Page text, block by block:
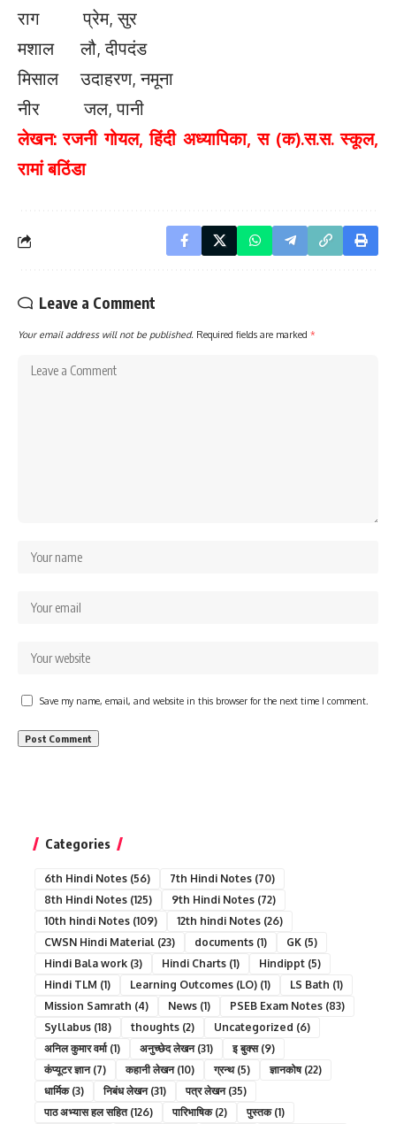
राग प्रेम, सुर
मशाल लौ, दीपदंड
मिसाल उदाहरण, नमूना
नीर जल, पानी
लेखन: रजनी गोयल, हिंदी अध्यापिका, स (क).स.स. स्कूल,
रामां बठिंडा
Leave a Comment
Your email address will not be published. Required fields are marked *
Save my name, email, and website in this browser for the next time I comment.
Categories
6th Hindi Notes (56) 7th Hindi Notes (70)
8th Hindi Notes (125) 9th Hindi Notes (72)
10th hindi Notes (109) 12th hindi Notes (26)
CWSN Hindi Material (23) documents (1) GK (5)
Hindi Bala work (3) Hindi Charts (1) Hindippt (5)
Hindi TLM (1) Learning Outcomes (LO) (1) LS Bath (1)
Mission Samrath (4) News (1) PSEB Exam Notes (83)
Syllabus (18) thoughts (2) Uncategorized (6)
अनिल कुमार वर्मा(1) अनुच्छेद लेखन(31) इ बुक्स(9)
कंप्यूटर ज्ञान(7) कहानी लेखन(10) ग्रन्थ(5) ज्ञानकोष(22)
धार्मिक(3) निबंध लेखन(31) पत्र लेखन(35)
पाठ अभ्यास हल सहित(126) पारिभाषिक(2) पुस्तक(1)